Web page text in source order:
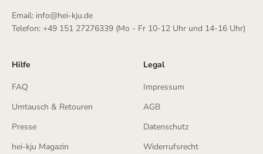
Email: info@hei-kju.de
Telefon: +49 151 27276339 (Mo - Fr 10-12 Uhr und 14-16 Uhr)
Hilfe
FAQ
Umtausch & Retouren
Presse
hei-kju Magazin
Legal
Impressum
AGB
Datenschutz
Widerrufsrecht